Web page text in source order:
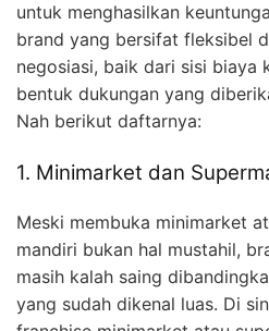
untuk menghasilkan
brand yang bersifat fleksibel
negosiasi, baik dari sisi biaya
bentuk dukungan yang
Nah berikut daftarnya:
1. Minimarket dan
Meski membuka minimarket
mandiri bukan hal mustahil,
masih kalah saing
yang sudah dikenal luas. Di